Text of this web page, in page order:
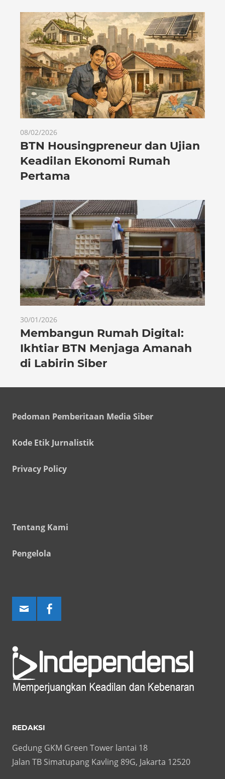
08/02/2026
BTN Housingpreneur dan Ujian
Keadilan Ekonomi Rumah
Pertama
30/01/2026
Membangun Rumah Digital:
Ikhtiar BTN Menjaga Amanah
di Labirin Siber
Pedoman Pemberitaan Media Siber
Kode Etik Jurnalistik
Privacy Policy
Tentang Kami
Pengelola
REDAKSI
Gedung GKM Green Tower lantai 18
Jalan TB Simatupang Kavling 89G, Jakarta 12520